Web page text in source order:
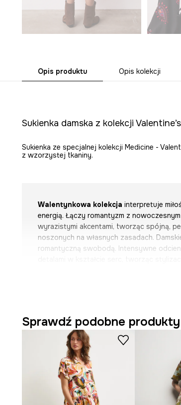
Opis produktu Opis kolekcji
Sukienka damska z kolekcji
Sukienka ze specjalnej kolekcji Medicine -
z wzorzystej tkaniny.
Walentynkowa kolekcja interpretuje
energią. Łączy romantyzm z
wyrazistymi akcentami, tworząc spójną,
noszonych na własnych zasadach.
romantyczną swobodą. Intensywne
buntownicza estetyka – mniej cukru, więcej
Odkryj inspiracje pełne wzorów i emocji,
definicji ani koloru. Może być intensywna,
nostalgiczna. Najważniejsze, by była
- Rozkloszowany fason.
- Długie, bufiaste rękawy.
- Spiczasty dekolt.
Sprawdź podobne produkty